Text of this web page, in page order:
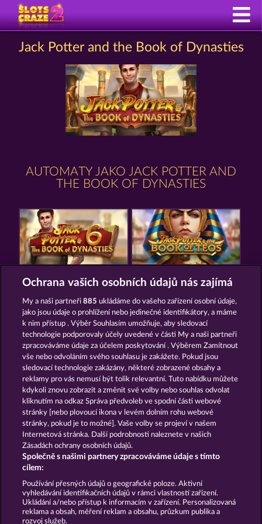
Jack Potter and the Book of Dynasties
AUTOMATY JAKO JACK POTTER AND
THE BOOK OF DYNASTIES
JACK POTTER & THE BOOK OF DYNASTIES 6
PHARAOS RICHES CLEOPATRA'S CROWN
Podmínky Prohlášení o ochraně údajů
Kontakt Společnost Časté dotazy
Facebook
Podat Žádost o Odstoupení
Ochrana vašich osobních údajů nás zajímá
My a naši partneři885 ukládáme do vašeho zařízení osobní údaje,
jako jsou údaje o prohlížení nebo jedinečné identifikátory, a máme
k nim přístup . Výběr Souhlasím umožňuje, aby sledovací
technologie podporovaly účely uvedené v části My a naši partneři
zpracováváme údaje za účelem poskytování . Výběrem Zamítnout
vše nebo odvoláním svého souhlasu je zakážete. Pokud jsou
sledovací technologie zakázány, některé zobrazené obsahy a
reklamy pro vás nemusí být tolik relevantní. Tuto nabídku můžete
kdykoli znovu zobrazit a změnit své volby nebo souhlas odvolat
kliknutím na odkaz Správa předvoleb ve spodní části webové
stránky [nebo plovoucí ikona v levém dolním rohu webové
stránky, pokud je to možné]. Vaše volby se projeví v našem
Internetová stránka. Další podrobnosti naleznete v našich
Zásadách ochrany osobních údajů.
Společně s našimi partnery zpracováváme údaje s tímto
cílem:
Používání přesných údajů o geografické poloze. Aktivní
vyhledávání identifikačních údajů v rámci vlastností zařízení.
Ukládání a/nebo přístup k informacím v zařízení. Personalizovaná
reklama a obsah, měření reklam a obsahu, průzkum publika a
rozvoj služeb.